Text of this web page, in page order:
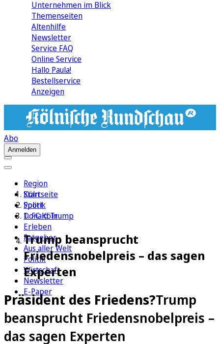
Unternehmen im Blick
Themenseiten
Altenhilfe
Newsletter
Service FAQ
Online Service
Hallo Paula!
Bestellservice
Anzeigen
Abo
Anmelden
Region
Köln
Sport
1. FC Köln
Erleben
Ratgeber
Aus aller Welt
Politik
Wirtschaft
Newsletter
E-Paper
Startseite
Politik
Donald Trump
Trump beansprucht
Friedensnobelpreis – das sagen
Experten
Präsident des Friedens?Trump
beansprucht Friedensnobelpreis –
das sagen Experten